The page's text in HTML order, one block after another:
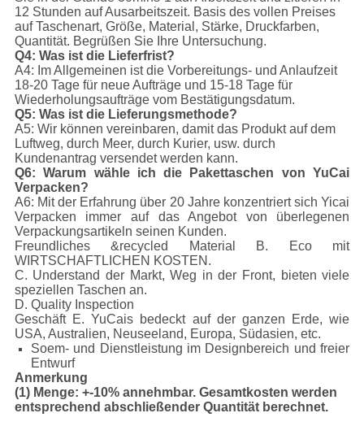
12 Stunden auf Ausarbeitszeit. Basis des vollen Preises
auf Taschenart, Größe, Material, Stärke, Druckfarben,
Quantität. Begrüßen Sie Ihre Untersuchung.
Q4: Was ist die Lieferfrist?
A4: Im Allgemeinen ist die Vorbereitungs- und Anlaufzeit
18-20 Tage für neue Aufträge und 15-18 Tage für
Wiederholungsaufträge vom Bestätigungsdatum.
Q5: Was ist die Lieferungsmethode?
A5: Wir können vereinbaren, damit das Produkt auf dem
Luftweg, durch Meer, durch Kurier, usw. durch
Kundenantrag versendet werden kann.
Q6: Warum wähle ich die Pakettaschen von YuCai
Verpacken?
A6: Mit der Erfahrung über 20 Jahre konzentriert sich Yicai
Verpacken immer auf das Angebot von überlegenen
Verpackungsartikeln seinen Kunden.
Freundliches &recycled Material B. Eco mit
WIRTSCHAFTLICHEN KOSTEN.
C. Understand der Markt, Weg in der Front, bieten viele
speziellen Taschen an.
D. Quality Inspection
Geschäft E. YuCais bedeckt auf der ganzen Erde, wie
USA, Australien, Neuseeland, Europa, Südasien, etc.
Soem- und Dienstleistung im Designbereich und freier
Entwurf
Anmerkung
(1) Menge: +-10% annehmbar. Gesamtkosten werden
entsprechend abschließender Quantität berechnet.